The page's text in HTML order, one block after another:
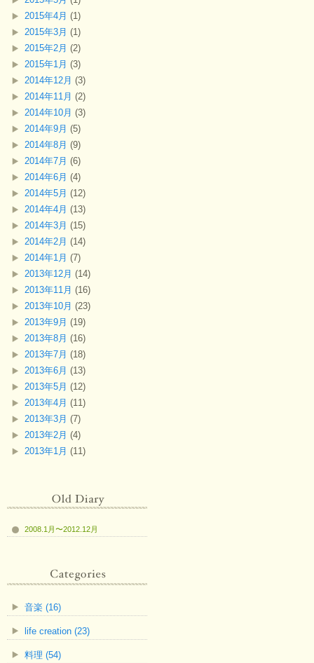
2015年4月 (1)
2015年3月 (1)
2015年2月 (2)
2015年1月 (3)
2014年12月 (3)
2014年11月 (2)
2014年10月 (3)
2014年9月 (5)
2014年8月 (9)
2014年7月 (6)
2014年6月 (4)
2014年5月 (12)
2014年4月 (13)
2014年3月 (15)
2014年2月 (14)
2014年1月 (7)
2013年12月 (14)
2013年11月 (16)
2013年10月 (23)
2013年9月 (19)
2013年8月 (16)
2013年7月 (18)
2013年6月 (13)
2013年5月 (12)
2013年4月 (11)
2013年3月 (7)
2013年2月 (4)
2013年1月 (11)
2008.1月〜2012.12月
音楽 (16)
life creation (23)
料理 (54)